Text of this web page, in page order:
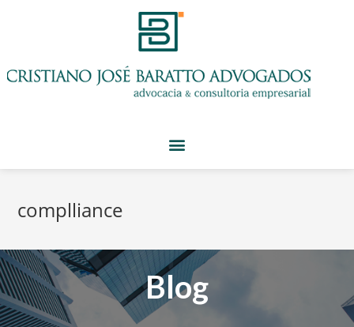
complliance
Blog